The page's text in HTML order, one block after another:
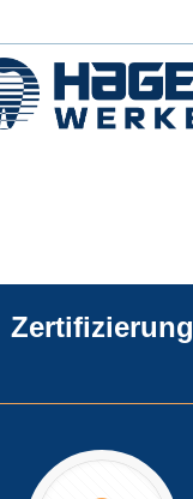
Zertifizierung